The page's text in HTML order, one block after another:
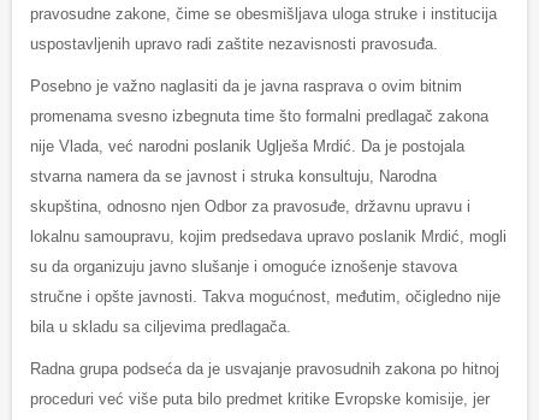
pravosudne zakone, čime se obesmišljava uloga struke i institucija
uspostavljenih upravo radi zaštite nezavisnosti pravosuđa.
Posebno je važno naglasiti da je javna rasprava o ovim bitnim
promenama svesno izbegnuta time što formalni predlagač zakona
nije Vlada, već narodni poslanik Uglješa Mrdić. Da je postojala
stvarna namera da se javnost i struka konsultuju, Narodna
skupština, odnosno njen Odbor za pravosuđe, državnu upravu i
lokalnu samoupravu, kojim predsedava upravo poslanik Mrdić, mogli
su da organizuju javno slušanje i omoguće iznošenje stavova
stručne i opšte javnosti. Takva mogućnost, međutim, očigledno nije
bila u skladu sa ciljevima predlagača.
Radna grupa podseća da je usvajanje pravosudnih zakona po hitnoj
proceduri već više puta bilo predmet kritike Evropske komisije, jer